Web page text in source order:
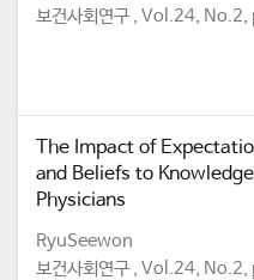
보건사회연구 , Vol.24,
The Impact of
and Beliefs to
Physicians
RyuSeewon
보건사회연구 , Vol.24,